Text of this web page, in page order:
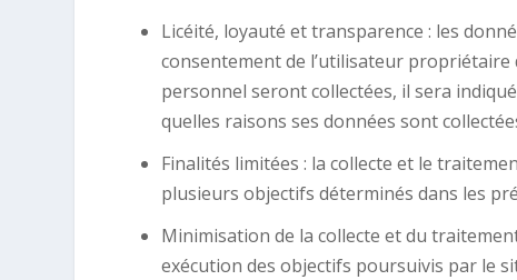
Licéité, loyauté et transparence : les
consentement de l’utilisateur propriétaire
personnel seront collectées, il sera
quelles raisons ses données sont
Finalités limitées : la collecte et le
plusieurs objectifs déterminés dans les
Minimisation de la collecte et du
exécution des objectifs poursuivis par le